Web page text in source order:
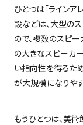
ひとつは「ラインア
設などは、大型の
ので、複数のスピ
の大きなスピーカ
い指向性を得るた
が大規模になりや
もうひとつは、美